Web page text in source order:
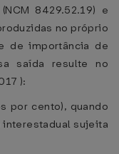
8429.52.19) e
no próprio
de importância de
saída resulte no
):
por cento), quando
interestadual sujeita